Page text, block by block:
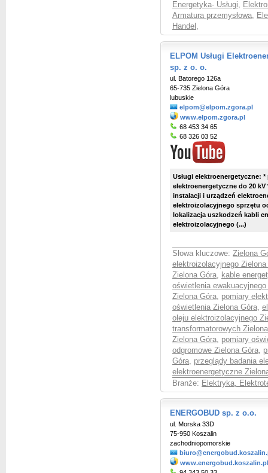
Energetyka- Usługi,
Armatura przemysłowa,
Handel ,
ELPOM Usługi
sp. z o. o.
ul. Batorego 126a
65-735 Zielona Góra
lubuskie
elpom@elpom.zgora.pl
www.elpom.zgora.pl
68 453 34 65
68 326 03 52
Usługi elektroenergetyczne:
elektroenergetyczne do 20
instalacji i urządzeń
elektroizolacyjnego sprzętu
lokalizacja uszkodzeń kabli
elektroizolacyjnego (...)
Słowa kluczowe: Zielona
elektroizolacyjnego Zielona
Zielona Góra, kable
oświetlenia
Zielona Góra, pomiary
oświetlenia Zielona Góra,
oleju elektroizolacyjnego
transformatorowych
Zielona Góra, pomiary
odgromowe Zielona Góra,
Góra, przeglądy badania
elektroenergetyczne
Branże: Elektryka,
ENERGOBUD sp. z o.o.
ul. Morska 33D
75-950 Koszalin
zachodniopomorskie
www.energobud.koszalin.pl